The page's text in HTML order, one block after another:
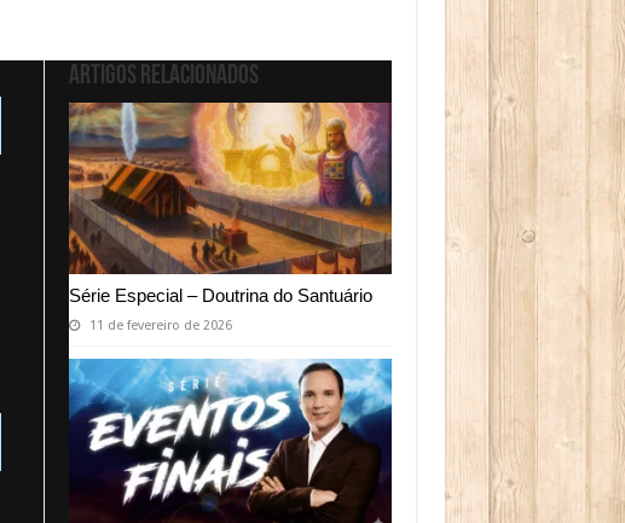
Artigos relacionados
Série Especial – Doutrina do Santuário
11 de fevereiro de 2026